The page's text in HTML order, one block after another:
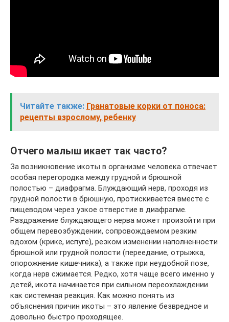
Читайте также: Гранатовые корки от поноса:
рецепты взрослому, ребенку
Отчего малыш икает так часто?
За возникновение икоты в организме человека отвечает
особая перегородка между грудной и брюшной
полостью – диафрагма. Блуждающий нерв, проходя из
грудной полости в брюшную, протискивается вместе с
пищеводом через узкое отверстие в диафрагме.
Раздражение блуждающего нерва может произойти при
общем перевозбуждении, сопровождаемом резким
вдохом (крике, испуге), резком изменении наполненности
брюшной или грудной полости (переедание, отрыжка,
опорожнение кишечника), а также при неудобной позе,
когда нерв сжимается. Редко, хотя чаще всего именно у
детей, икота начинается при сильном переохлаждении
как системная реакция. Как можно понять из
объяснения причин икоты – это явление безвредное и
довольно быстро проходящее.